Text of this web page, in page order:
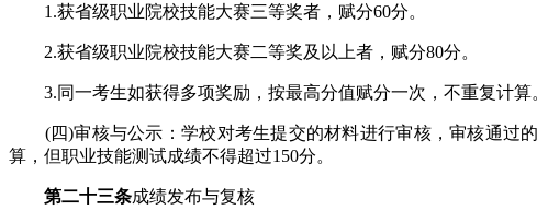
1.获省级职业院校技能大赛三等奖者，赋分60分。
2.获省级职业院校技能大赛二等奖及以上者，赋分80分。
3.同一考生如获得多项奖励，按最高分值赋分一次，不重复计算
(四)审核与公示：学校对考生提交的材料进行审核，审核通过的
算，但职业技能测试成绩不得超过150分。
第二十三条成绩发布与复核